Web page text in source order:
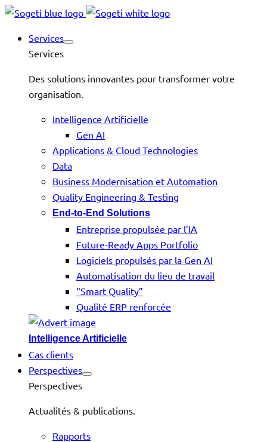
Services
Services
Des solutions innovantes pour transformer votre
organisation.
Intelligence Artificielle
Gen AI
Applications & Cloud Technologies
Data
Business Modernisation et Automation
Quality Engineering & Testing
End-to-End Solutions
Entreprise propulsée par l’IA
Future-Ready Apps Portfolio
Logiciels propulsés par la Gen AI
Automatisation du lieu de travail
“Smart Quality”
Qualité ERP renforcée
Intelligence Artificielle
Cas clients
Perspectives
Perspectives
Actualités & publications.
Rapports